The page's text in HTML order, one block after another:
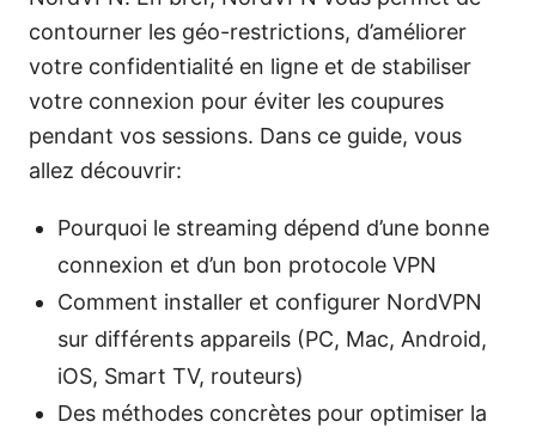
contourner les géo-restrictions, d’améliorer
votre confidentialité en ligne et de stabiliser
votre connexion pour éviter les coupures
pendant vos sessions. Dans ce guide, vous
allez découvrir:
Pourquoi le streaming dépend d’une bonne
connexion et d’un bon protocole VPN
Comment installer et configurer NordVPN
sur différents appareils (PC, Mac, Android,
iOS, Smart TV, routeurs)
Des méthodes concrètes pour optimiser la